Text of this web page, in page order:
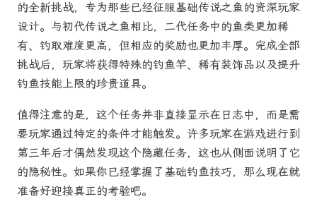
的全新挑战，专为那些已经征服基础传说之鱼的资深玩家
设计。与初代传说之鱼相比，二代任务中的鱼类更加稀
有、钓取难度更高，但相应的奖励也更加丰厚。完成全部
挑战后，玩家将获得特殊的钓鱼竿、稀有装饰品以及提升
钓鱼技能上限的珍贵道具。
值得注意的是，这个任务并非直接显示在日志中，而是需
要玩家通过特定的条件才能触发。许多玩家在游戏进行到
第三年后才偶然发现这个隐藏任务，这也从侧面说明了它
的隐秘性。如果你已经掌握了基础钓鱼技巧，那么现在就
准备好迎接真正的考验吧。